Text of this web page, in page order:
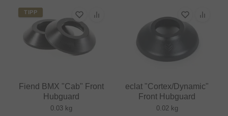
TIPP
Fiend BMX "Cab" Front
Hubguard
0.03 kg
eclat "Cortex/Dynamic"
Front Hubguard
0.02 kg